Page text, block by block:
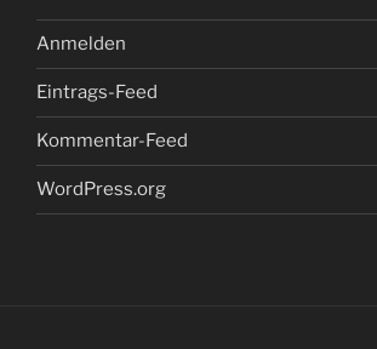
Anmelden
Eintrags-Feed
Kommentar-Feed
WordPress.org